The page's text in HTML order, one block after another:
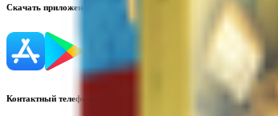
Скачать приложение
Контактный телефон